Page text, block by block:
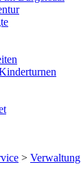
> Verwaltung